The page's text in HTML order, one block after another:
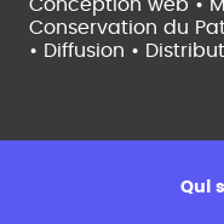
Conception web •
Conservation du
• Diffusion •
Qui